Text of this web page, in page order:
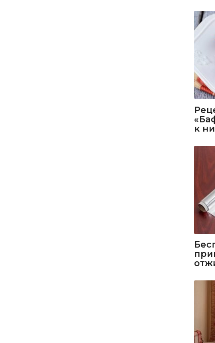
к